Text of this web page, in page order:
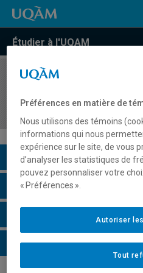
Étudier à l'UQAM
COURS//
de la communication en
Description du cours
Horaire - Été 2026
Horaire - Automne 2026
Horaire - Hiver 2027
Préférences en matière de
Nous utilisons des témoins
informations qui nous
expérience sur le site, de vous
d’analyser les statistiques de
pouvez personnaliser votre
« Préférences ».
Tout
Autoriser